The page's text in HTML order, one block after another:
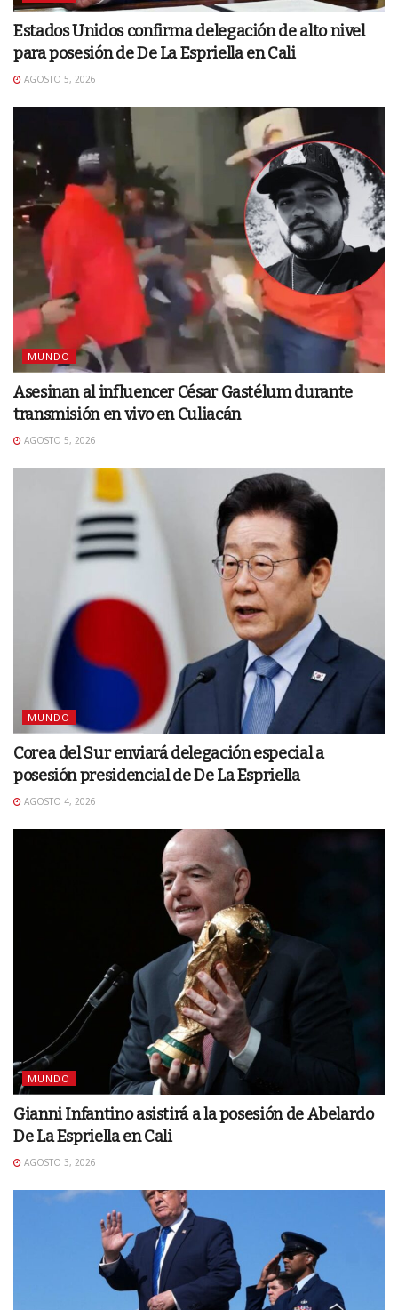
Estados Unidos confirma delegación de alto nivel
para posesión de De La Espriella en Cali
AGOSTO 5, 2026
MUNDO
Asesinan al influencer César Gastélum durante
transmisión en vivo en Culiacán
AGOSTO 5, 2026
MUNDO
Corea del Sur enviará delegación especial a
posesión presidencial de De La Espriella
AGOSTO 4, 2026
MUNDO
Gianni Infantino asistirá a la posesión de Abelardo
De La Espriella en Cali
AGOSTO 3, 2026